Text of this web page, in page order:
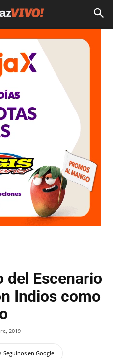
del Escenario
Indios como
2019
Seguinos en Google